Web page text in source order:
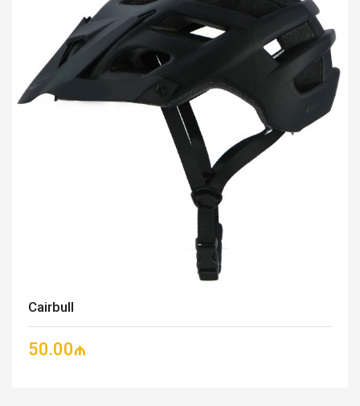
Cairbull
50.00₼